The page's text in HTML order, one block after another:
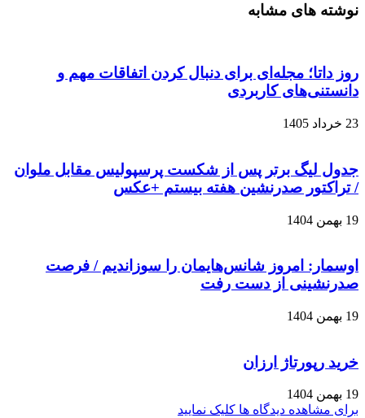
نوشته های مشابه
روز داتا؛ مجله‌ای برای دنبال کردن اتفاقات مهم و
دانستنی‌های کاربردی
23 خرداد 1405
جدول لیگ برتر پس از شکست پرسپولیس مقابل ملوان
/ تراکتور صدرنشین هفته بیستم +عکس
19 بهمن 1404
اوسمار: امروز شانس‌هایمان را سوزاندیم / فرصت
صدرنشینی از دست رفت
19 بهمن 1404
خرید رپورتاژ ارزان
19 بهمن 1404
برای مشاهده دیدگاه ها کلیک نمایید